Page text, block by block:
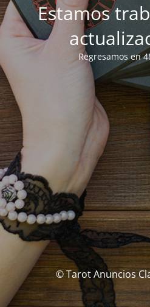
Estamos
Regresamos en
© Tarot Anuncios